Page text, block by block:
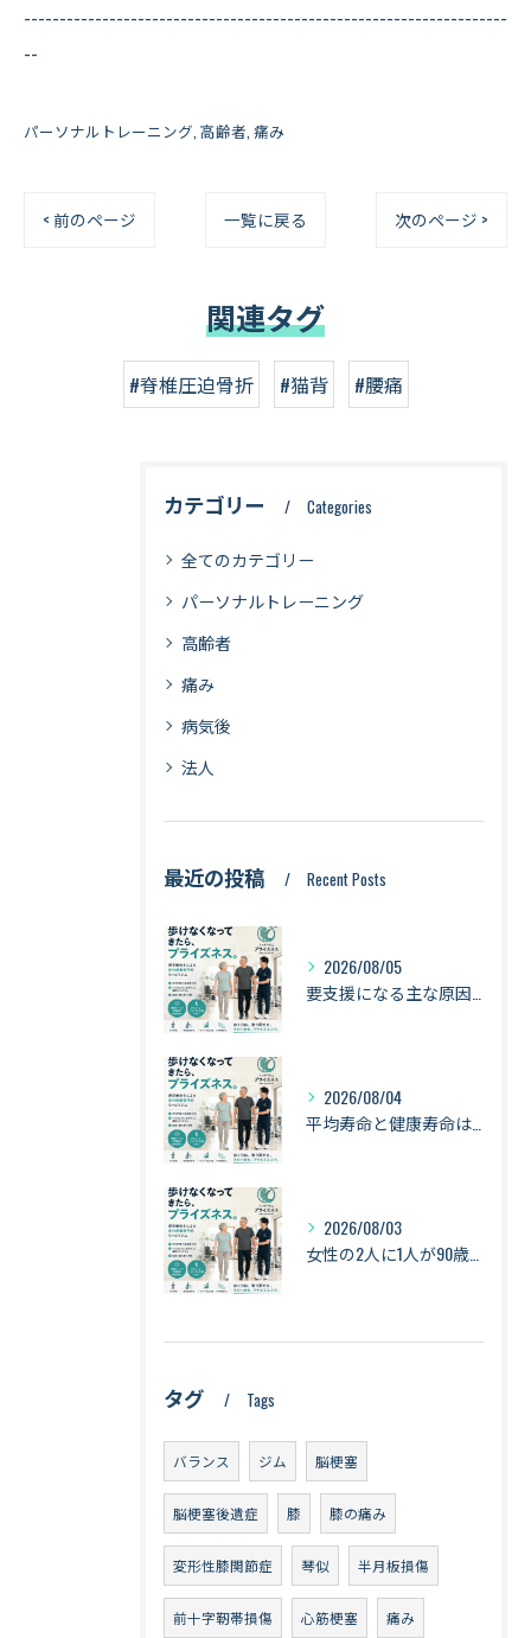
--------------------------------------------------------------------
--
パーソナルトレーニング 高齢者 痛み
< 前のページ 一覧に戻る 次のページ >
関連タグ
#脊椎圧迫骨折 #猫背 #腰痛
カテゴリー Categories
全てのカテゴリー
パーソナルトレーニング
高齢者
痛み
病気後
法人
最近の投稿 Recent Posts
2026/08/05
2026/08/04
2026/08/03
タグ Tags
バランス ジム 脳梗塞
脳梗塞後遺症 膝 膝の痛み
変形性膝関節症 琴似 半月板損傷
前十字靭帯損傷 心筋梗塞 痛み